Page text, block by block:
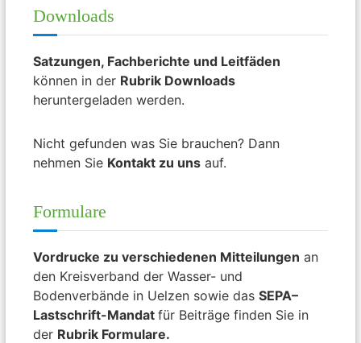
Downloads
Satzungen, Fachberichte und Leitfäden
können in der Rubrik Downloads
heruntergeladen werden.
Nicht gefunden was Sie brauchen? Dann
nehmen Sie Kontakt zu uns auf.
Formulare
Vordrucke zu verschiedenen Mitteilungen an
den Kreisverband der Wasser- und
Bodenverbände in Uelzen sowie dasSEPA–
Lastschrift-Mandatfür Beiträge finden Sie in
der Rubrik Formulare.